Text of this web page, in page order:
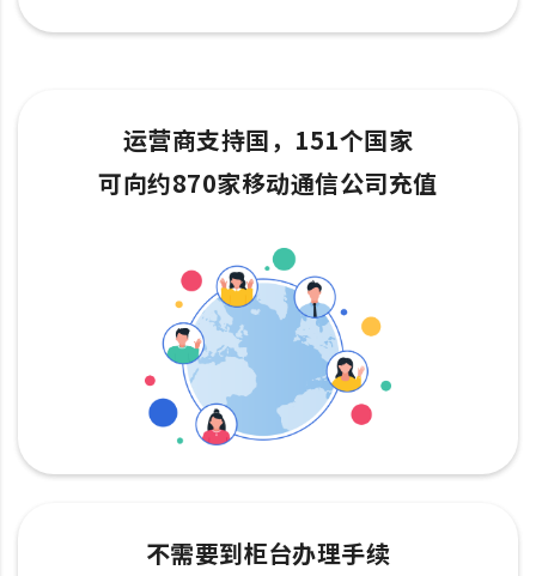
运营商支持国，151个国家
可向约870家移动通信公司充值
不需要到柜台办理手续